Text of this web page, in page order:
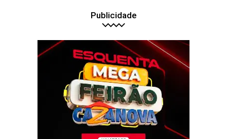
Publicidade